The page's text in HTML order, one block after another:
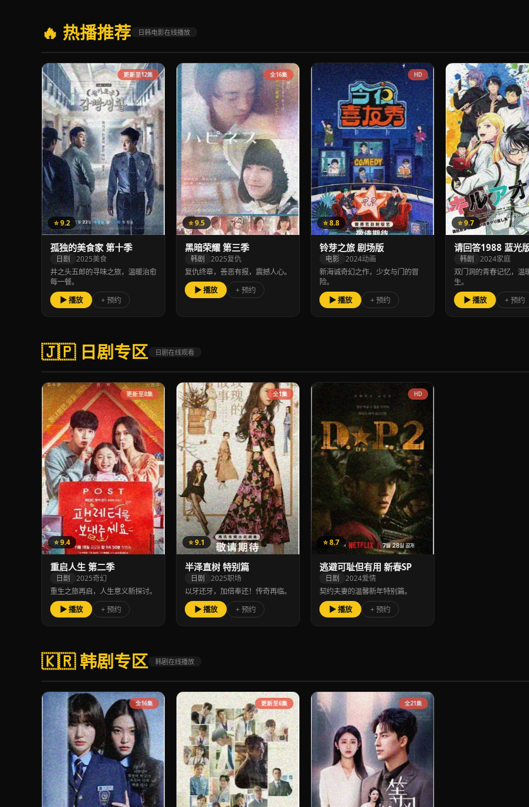
🔥 热播推荐 日韩电影在线播放
更新至12集
⭐ 9.2
孤独的美食家 第十季
日剧 2025美食
井之头五郎的寻味之旅，温暖治愈
每一餐。
▶ 播放 + 预约
全16集
⭐ 9.5
黑暗荣耀 第三季
韩剧 2025复仇
复仇终章，善恶有报，震撼人心。
▶ 播放 + 预约
HD
⭐ 8.8
铃芽之旅 剧场版
电影 2024动画
新海诚奇幻之作，少女与门的冒
险。
▶ 播放 + 预约
⭐ 9.7
请回答1988 蓝光
韩剧 2024家庭
双门洞的青春记忆，温
生。
▶ 播放 + 预约
🇯🇵 日剧专区 日剧在线观看
更新至8集
⭐ 9.4
重启人生 第二季
日剧 2025奇幻
重生之旅再启，人生意义新探讨。
▶ 播放 + 预约
全1集
⭐ 9.1
半泽直树 特别篇
日剧 2025职场
以牙还牙，加倍奉还！传奇再临。
▶ 播放 + 预约
HD
⭐ 8.7
逃避可耻但有用 新春SP
日剧 2024爱情
契约夫妻的温馨新年特别篇。
▶ 播放 + 预约
🇰🇷 韩剧专区 韩剧在线播放
全16集 更新至6集 全21集